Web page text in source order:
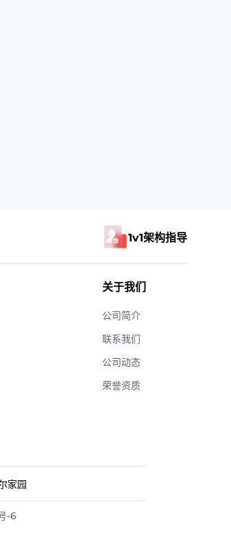
1v1架构指导
关于我们
公司简介
联系我们
公司动态
荣誉资质
家园
-6